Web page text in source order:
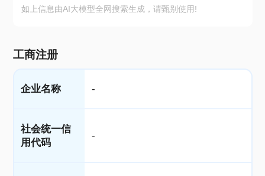
如上信息由AI大模型全网搜索生成，请甄别使用!
工商注册
企业名称 -
社会统一信
用代码
-